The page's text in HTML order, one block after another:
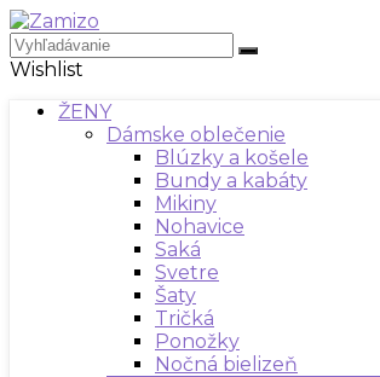
Wishlist
ŽENY
Dámske oblečenie
Blúzky a košele
Bundy a kabáty
Mikiny
Nohavice
Saká
Svetre
Šaty
Tričká
Ponožky
Nočná bielizeň